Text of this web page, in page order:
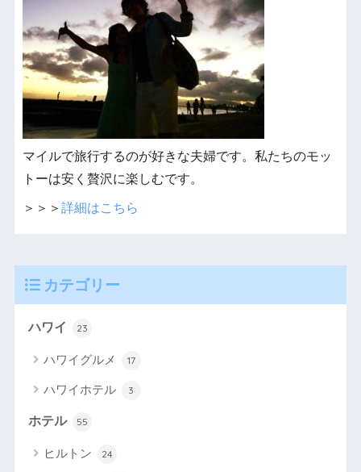
マイルで旅行するのが好きな夫婦です。私たちのモッ
トーは安く贅沢に楽しむです。
＞＞＞ 詳細はこちら
カテゴリー
ハワイ 23
ハワイグルメ 17
ハワイホテル 3
ホテル 55
ヒルトン 24